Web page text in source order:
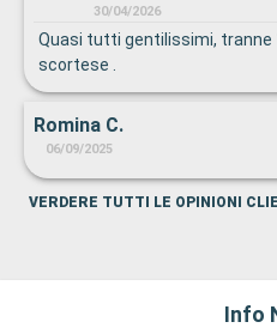
30/04/2026
Quasi tutti gentilissimi, tranne
scortese .
Romina C.
06/09/2025
VERDERE TUTTI LE OPINIONI
Info